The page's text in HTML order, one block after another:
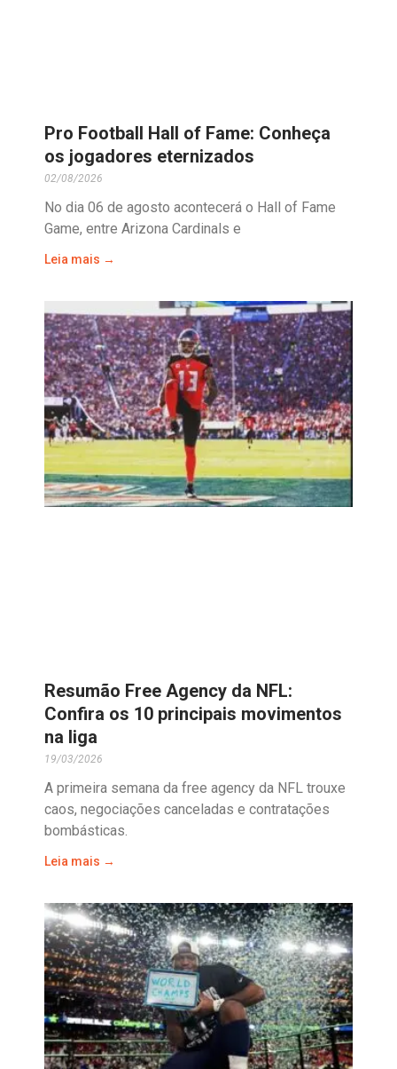
Pro Football Hall of Fame: Conheça
os jogadores eternizados
02/08/2026
No dia 06 de agosto acontecerá o Hall of Fame
Game, entre Arizona Cardinals e
Leia mais →
Resumão Free Agency da NFL:
Confira os 10 principais movimentos
na liga
19/03/2026
A primeira semana da free agency da NFL trouxe
caos, negociações canceladas e contratações
bombásticas.
Leia mais →